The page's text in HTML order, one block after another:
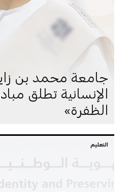
جامعة محمد بن
الإنسانية تطلق
الظفرة»
التعليم